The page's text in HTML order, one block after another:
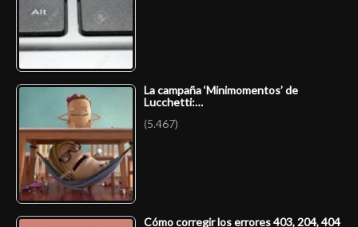
La campaña ‘Minimomentos’ de
Lucchetti:…
(5.467)
Cómo corregir los errores 403, 204, 404